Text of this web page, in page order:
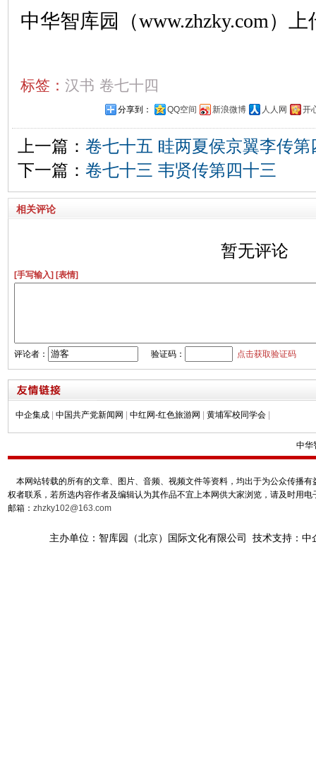
中华智库园（www.zhzky.com）上
标签： 汉书 卷七十四
分享到： QQ空间 新浪微博 人人网 开
上一篇： 卷七十五 眭两夏侯京翼李传第
下一篇： 卷七十三 韦贤传第四十三
相关评论
暂无评论
[手写输入] [表情]
评论者： 验证码： 点击获取验证码
中企集成 中国共产党新闻网 中红网-红色旅游网 黄埔军校同学会
中华
本网站转载的所有的文章、图片、音频、视频文件等资料，均出于为公众传播
权者联系，若所选内容作者及编辑认为其作品不宜上本网供大家浏览，请及时用
邮箱： zhzky102@163.com
主办单位：智库园（北京）国际文化有限公司 技术支持：